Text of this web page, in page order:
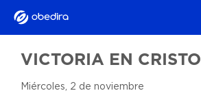
VICTORIA EN CRISTO
Miércoles, 2 de noviembre